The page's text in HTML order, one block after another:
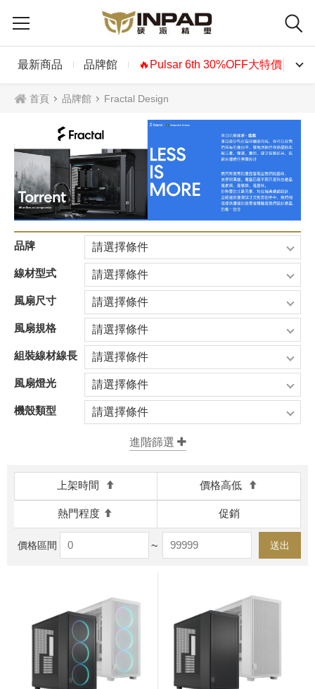
最新商品 品牌館 🔥Pulsar 6th 30%OFF大特價🔥
首頁 品牌館 Fractal Design
品牌 請選擇條件
線材型式 請選擇條件
風扇尺寸 請選擇條件
風扇規格 請選擇條件
組裝線材線長 請選擇條件
風扇燈光 請選擇條件
機殼類型 請選擇條件
上架時間 價格高低
熱門程度 促銷
價格區間 ~ 送出